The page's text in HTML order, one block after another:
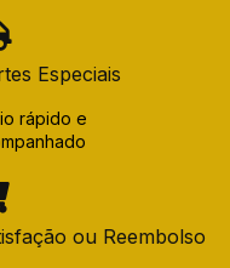
Especiais
rápido e
ou Reembolso